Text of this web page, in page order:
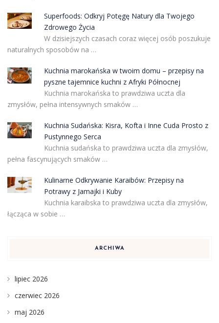
Superfoods: Odkryj Potęgę Natury dla Twojego
Zdrowego Życia
W dzisiejszych czasach coraz więcej osób poszukuje
naturalnych sposobów na …
Kuchnia marokańska w twoim domu – przepisy na
pyszne tajemnice kuchni z Afryki Północnej
Kuchnia marokańska to prawdziwa uczta dla
zmysłów, pełna intensywnych smaków …
Kuchnia Sudańska: Kisra, Kofta i Inne Cuda Prosto z
Pustynnego Serca
Kuchnia sudańska to prawdziwa uczta dla zmysłów,
pełna fascynujących smaków …
Kulinarne Odkrywanie Karaibów: Przepisy na
Potrawy z Jamajki i Kuby
Kuchnia karaibska to prawdziwa uczta dla zmysłów,
łącząca w sobie …
ARCHIWA
lipiec 2026
czerwiec 2026
maj 2026